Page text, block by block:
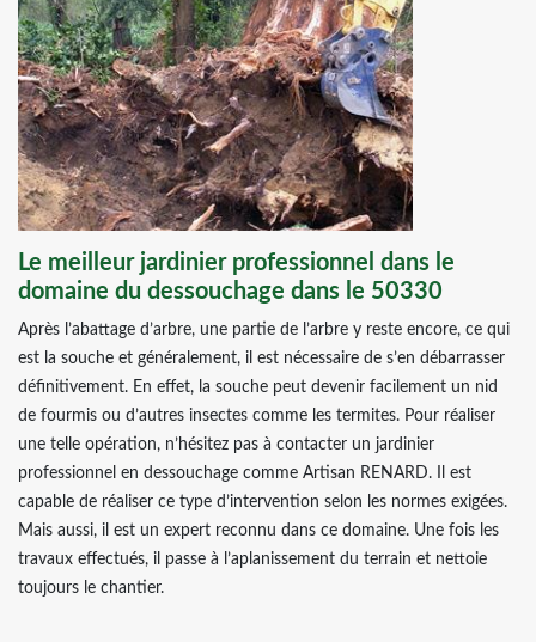
Le meilleur jardinier professionnel dans le
domaine du dessouchage dans le 50330
Après l’abattage d’arbre, une partie de l’arbre y reste encore, ce qui
est la souche et généralement, il est nécessaire de s’en débarrasser
définitivement. En effet, la souche peut devenir facilement un nid
de fourmis ou d’autres insectes comme les termites. Pour réaliser
une telle opération, n’hésitez pas à contacter un jardinier
professionnel en dessouchage comme Artisan RENARD. Il est
capable de réaliser ce type d’intervention selon les normes exigées.
Mais aussi, il est un expert reconnu dans ce domaine. Une fois les
travaux effectués, il passe à l’aplanissement du terrain et nettoie
toujours le chantier.